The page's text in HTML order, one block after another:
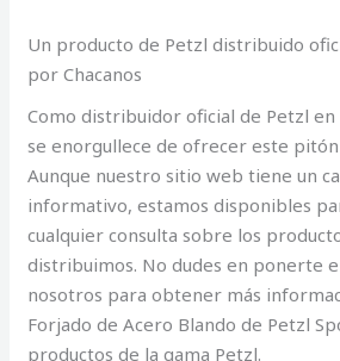
Un producto de Petzl distribuido
por Chacanos
Como distribuidor oficial de Petzl en
se enorgullece de ofrecer este pitón
Aunque nuestro sitio web tiene un
informativo, estamos disponibles
cualquier consulta sobre los
distribuimos. No dudes en ponerte
nosotros para obtener más
Forjado de Acero Blando de Petzl
productos de la gama Petzl.